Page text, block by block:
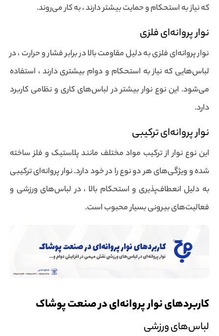
که نیاز به استحکام و حمایت بیشتر دارند ، به کار می‌روند.
نوار پروانه‌ای فلزی
نوار پروانه‌ای فلزی به دلیل مقاومت بالا در برابر فشار و حرارت ، در
لباس‌هایی که نیاز به استحکام و دوام بیشتری دارند ، استفاده
می‌شود. این نوع نوار بیشتر در لباس‌های کاری و نظامی کاربرد
دارد.
نوار پروانه‌ای ترکیبی
این نوع نوار از ترکیب مواد مختلف مانند پلاستیک و فلز ساخته
شده و ویژگی‌های هر دو نوع را در خود دارد. نوار پروانه‌ای ترکیبی
به دلیل انعطاف‌پذیری و استحکام بالا ، در لباس‌های ورزشی و
فعالیت‌های بیرونی بسیار محبوب است.
کاربردهای نوار پروانه‌ای در صنعت پوشاک
لباس‌های ورزشی